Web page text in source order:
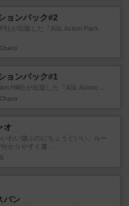
ョンパック#2
社が出版した『ASL Action Pack
ョンパック#1
Hill社が出版した『ASL Action ...
オ
いわい遊ぶのにちょうどいい。ルー
かりやすく書...
パン